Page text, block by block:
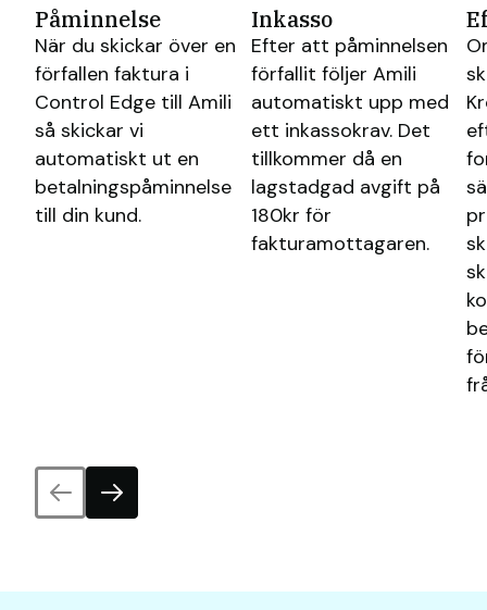
Påminnelse
När du skickar över en
förfallen faktura i
Control Edge till Amili
så skickar vi
automatiskt ut en
betalningspåminnelse
till din kund.
Inkasso
Efter att påminnelsen
förfallit följer Amili
automatiskt upp med
ett inkassokrav. Det
tillkommer då en
lagstadgad avgift på
180kr för
fakturamottagaren.